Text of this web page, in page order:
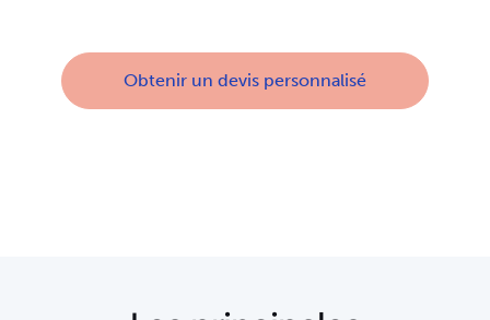
Obtenir un devis personnalisé